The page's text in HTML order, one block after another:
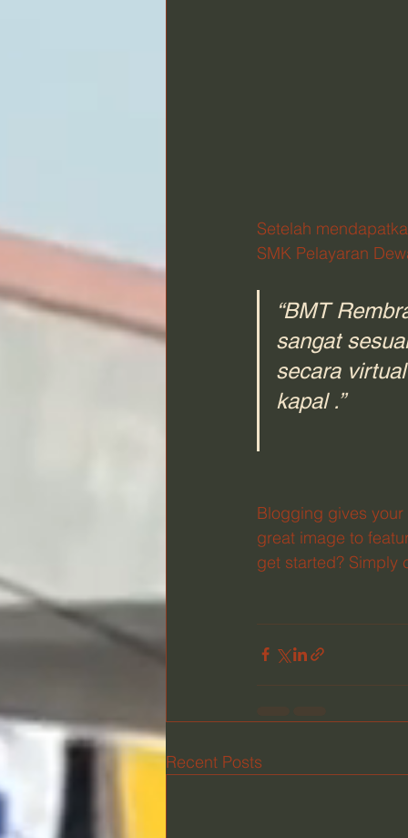
Setelah
SMK Pelayaran
“BMT
sangat
secara
kapal .”
Blogging gives your
great image to
get started? Simply
Recent Posts